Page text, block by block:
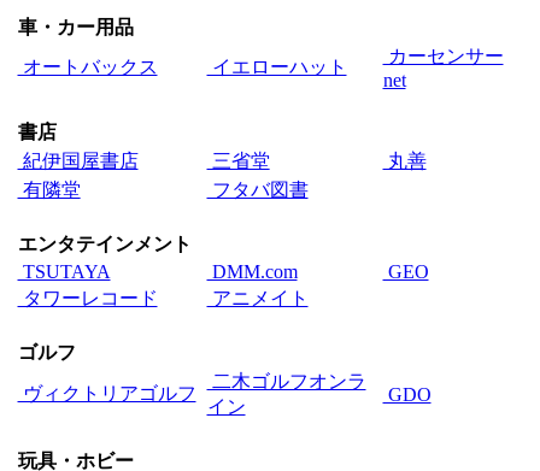
車・カー用品
オートバックス
イエローハット
カーセンサー
net
書店
紀伊国屋書店
三省堂
丸善
有隣堂
フタバ図書
エンタテインメント
TSUTAYA
DMM.com
GEO
タワーレコード
アニメイト
ゴルフ
ヴィクトリアゴルフ
二木ゴルフオンラ
イン
GDO
玩具・ホビー